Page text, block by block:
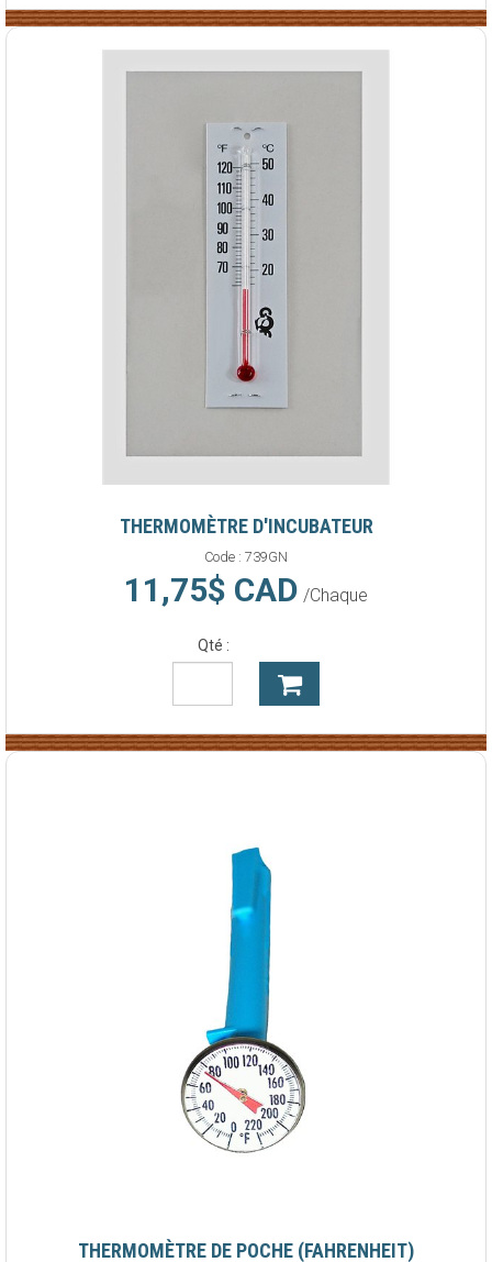
THERMOMÈTRE D'INCUBATEUR
Code : 739GN
11,75$ CAD /Chaque
Qté :
THERMOMÈTRE DE POCHE (FAHRENHEIT)